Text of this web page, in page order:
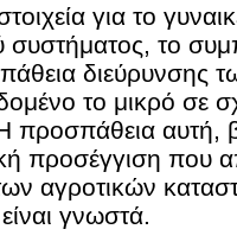
για το
συστήματος, το
διεύρυνσης
το μικρό σε
προσπάθεια αυτή,
προσέγγιση που
αγροτικών
γνωστά.